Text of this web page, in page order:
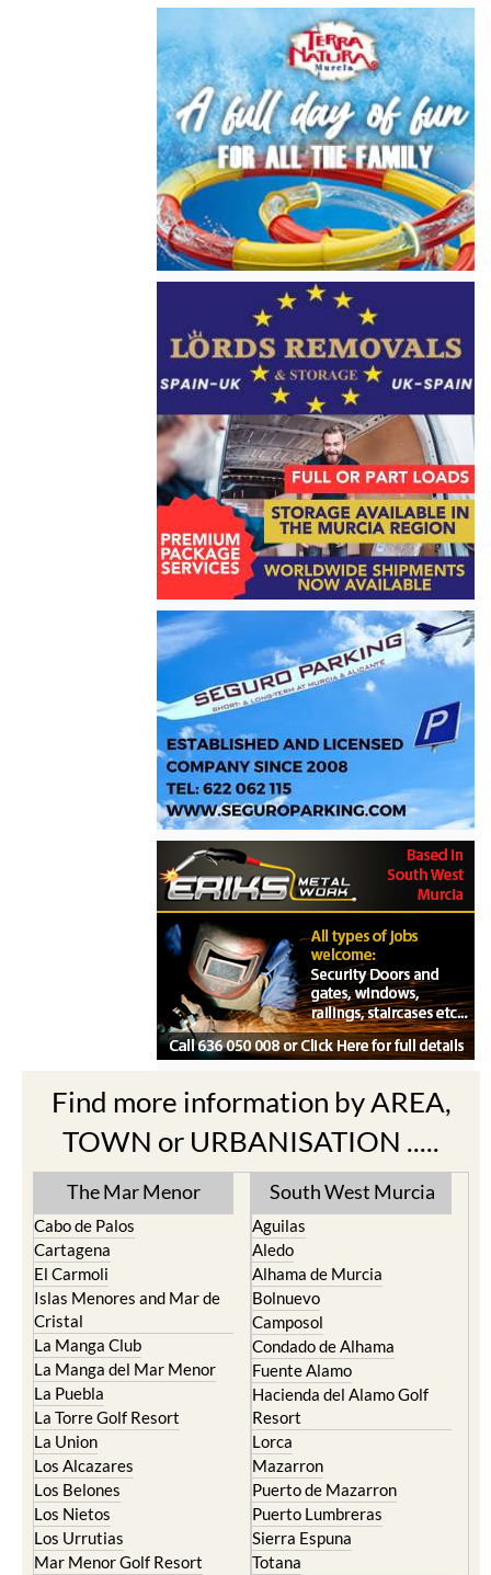
Find more information by AREA,
TOWN or URBANISATION .....
The Mar Menor
Cabo de Palos
Cartagena
El Carmoli
Islas Menores and Mar de
Cristal
La Manga Club
La Manga del Mar Menor
La Puebla
La Torre Golf Resort
La Union
Los Alcazares
Los Belones
Los Nietos
Los Urrutias
Mar Menor Golf Resort
South West Murcia
Aguilas
Aledo
Alhama de Murcia
Bolnuevo
Camposol
Condado de Alhama
Fuente Alamo
Hacienda del Alamo Golf
Resort
Lorca
Mazarron
Puerto de Mazarron
Puerto Lumbreras
Sierra Espuna
Totana